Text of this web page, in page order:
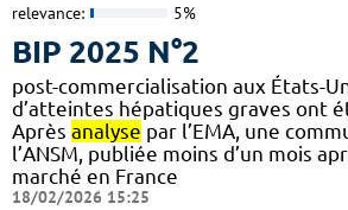
relevance: 5%
BIP 2025 N°2
post-commercialisation aux États-
d’atteintes hépatiques graves ont
Après analyse par l’EMA, une
l’ANSM, publiée moins d’un mois
marché en France
18/02/2026 15:25